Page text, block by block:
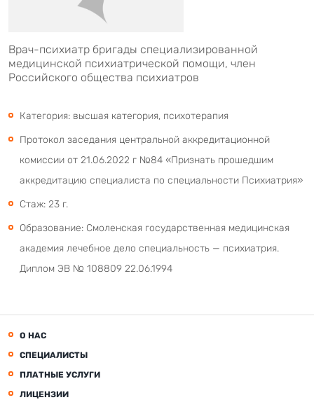
Врач-психиатр бригады специализированной
медицинской психиатрической помощи, член
Российского общества психиатров
Категория: высшая категория, психотерапия
Протокол заседания центральной аккредитационной
комиссии от 21.06.2022 г №84 «Признать прошедшим
аккредитацию специалиста по специальности Психиатрия»
Стаж: 23 г.
Образование: Смоленская государственная медицинская
академия лечебное дело специальность — психиатрия.
Диплом ЭВ № 108809 22.06.1994
О НАС
СПЕЦИАЛИСТЫ
ПЛАТНЫЕ УСЛУГИ
ЛИЦЕНЗИИ